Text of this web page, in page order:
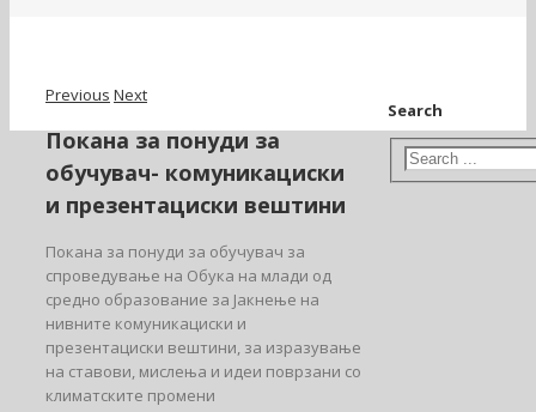
Previous Next
Покана за понуди за
обучувач- комуникациски
и презентациски вештини
Покана за понуди за обучувач за
спроведување на Обука на млади од
средно образование за Јакнење на
нивните комуникациски и
презентациски вештини, за изразување
на ставови, мислења и идеи поврзани со
климатските промени
Search